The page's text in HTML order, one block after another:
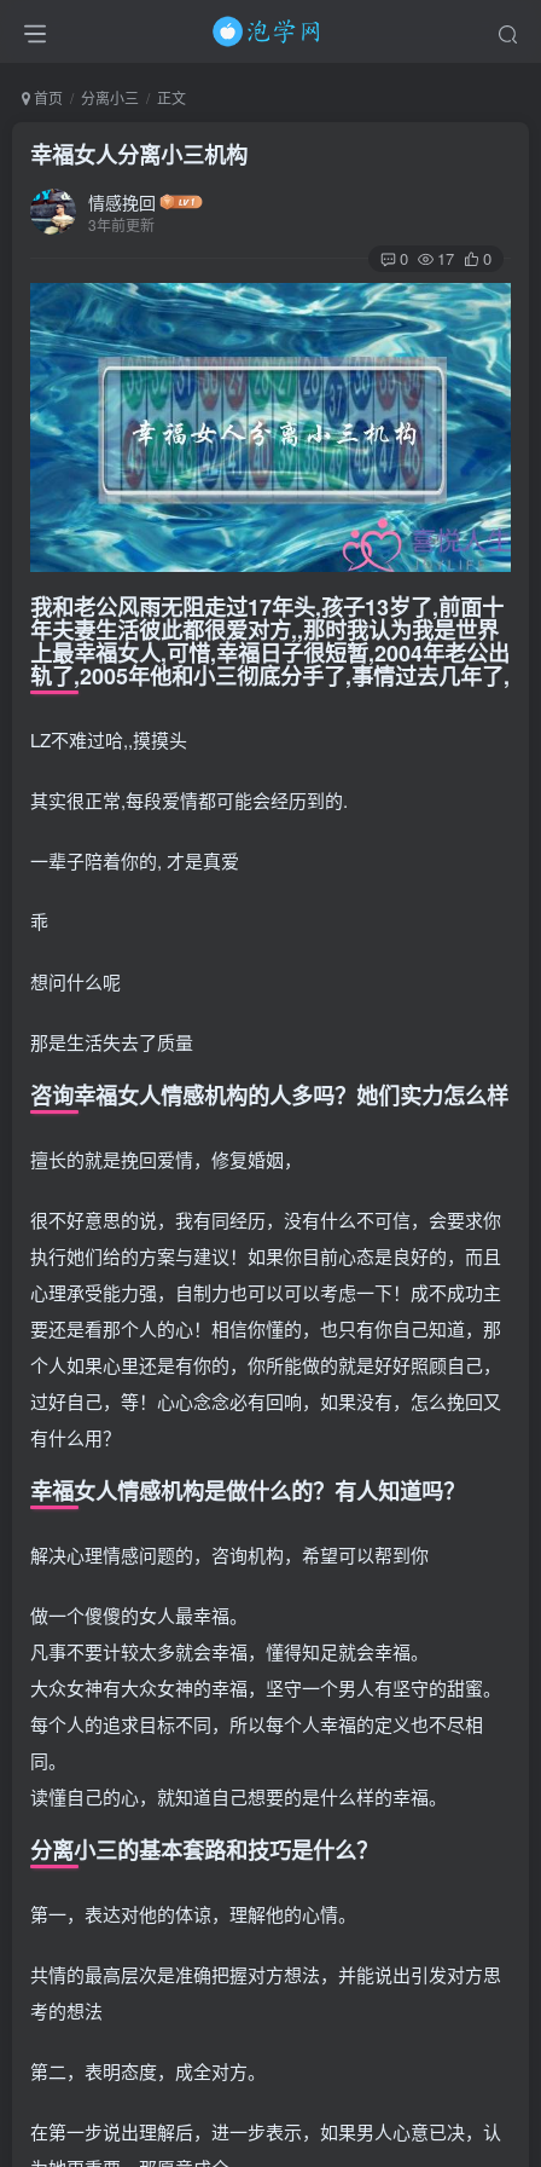
首页 分离小三 正文
幸福女人分离小三机构
情感挽回
3年前更新
0 17 0
我和老公风雨无阻走过17年头,孩子13岁了,前面十
年夫妻生活彼此都很爱对方,,那时我认为我是世界
上最幸福女人,可惜,幸福日子很短暂,2004年老公出
轨了,2005年他和小三彻底分手了,事情过去几年了,
LZ不难过哈,,摸摸头
其实很正常,每段爱情都可能会经历到的.
一辈子陪着你的, 才是真爱
乖
想问什么呢
那是生活失去了质量
咨询幸福女人情感机构的人多吗？她们实力怎么样
擅长的就是挽回爱情，修复婚姻，
很不好意思的说，我有同经历，没有什么不可信，会要求你
执行她们给的方案与建议！如果你目前心态是良好的，而且
心理承受能力强，自制力也可以可以考虑一下！成不成功主
要还是看那个人的心！相信你懂的，也只有你自己知道，那
个人如果心里还是有你的，你所能做的就是好好照顾自己，
过好自己，等！心心念念必有回响，如果没有，怎么挽回又
有什么用？
幸福女人情感机构是做什么的？有人知道吗？
解决心理情感问题的，咨询机构，希望可以帮到你
做一个傻傻的女人最幸福。
凡事不要计较太多就会幸福，懂得知足就会幸福。
大众女神有大众女神的幸福，坚守一个男人有坚守的甜蜜。
每个人的追求目标不同，所以每个人幸福的定义也不尽相
同。
读懂自己的心，就知道自己想要的是什么样的幸福。
分离小三的基本套路和技巧是什么？
第一，表达对他的体谅，理解他的心情。
共情的最高层次是准确把握对方想法，并能说出引发对方思
考的想法
第二，表明态度，成全对方。
在第一步说出理解后，进一步表示，如果男人心意已决，认